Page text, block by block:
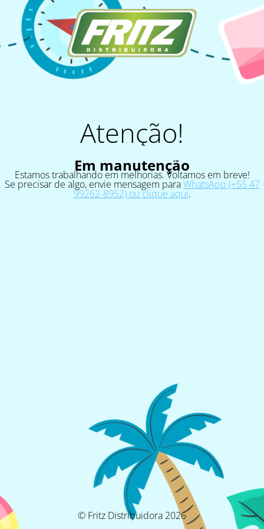
Atenção!
Em manutenção
Estamos trabalhando em melhorias. Voltamos em breve!
Se precisar de algo, envie mensagem paraWhatsApp (+55 47
99262-8952) ou clique aqui.
© Fritz Distribuidora 2026